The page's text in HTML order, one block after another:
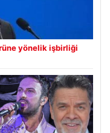
yönelik işbirliği